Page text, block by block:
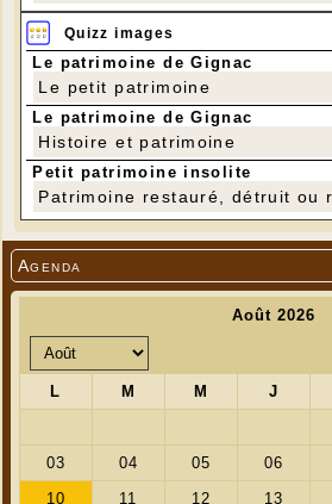
Agenda
Quizz images
Le patrimoine de Gignac
Le petit patrimoine
Le patrimoine de Gignac
Histoire et patrimoine
Petit patrimoine insolite
Patrimoine restauré, détruit ou